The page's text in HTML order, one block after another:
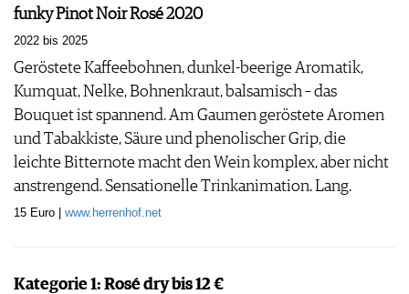
funky Pinot Noir Rosé 2020
2022 bis 2025
Geröstete Kaffeebohnen, dunkel-bee­rige Aromatik,
Kumquat, Nelke, Bohnenkraut, balsamisch – das
Bouquet ist spannend. Am Gaumen geröstete Aromen
und Tabakkiste, Säure und phenolischer Grip, die
leichte Bitternote macht den Wein komplex, aber nicht
anstrengend. Sensationelle Trinkanimation. Lang.
15 Euro | www.herrenhof.net
Kategorie 1: Rosé dry bis 12 €